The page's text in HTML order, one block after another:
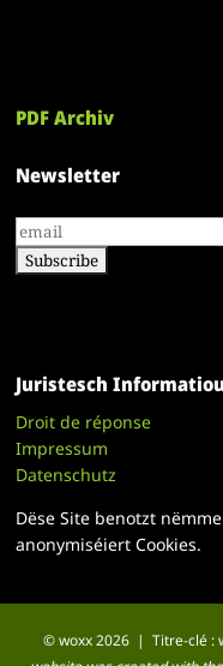
PDF Archiv
Newsletter
Juristesch
Droit de réponse
Impressum
Datenschutz
Dëse Site benotzt
anonymiséiert Cookies.
© woxx 2026 | Titre-clé :